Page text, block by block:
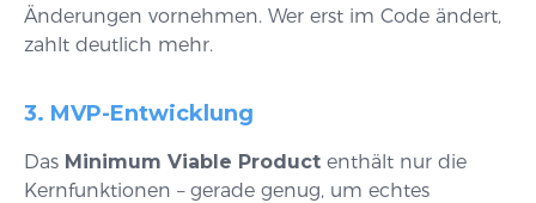
Änderungen vornehmen. Wer erst im Code ändert,
zahlt deutlich mehr.
3. MVP-Entwicklung
Das Minimum Viable Product enthält nur die
Kernfunktionen – gerade genug, um echtes